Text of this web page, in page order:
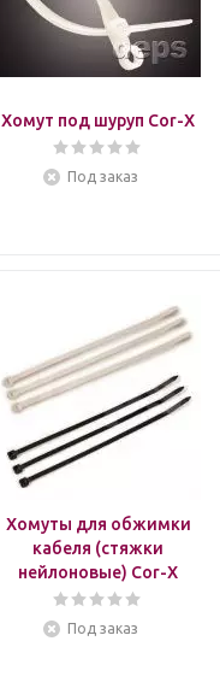
Хомут под шуруп Cor-X
Под заказ
Хомуты для обжимки
кабеля (стяжки
нейлоновые) Cor-X
Под заказ